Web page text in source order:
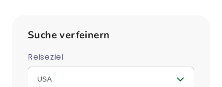
Suche verfeinern
Reiseziel
USA